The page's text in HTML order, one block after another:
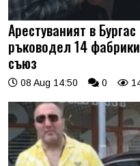
Арестуваният в
ръководел 14
съюз
08 Aug 14:50 0